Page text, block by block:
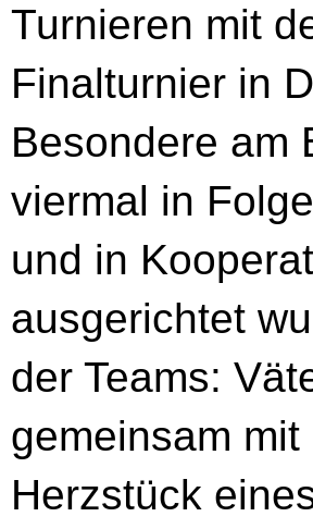
Turnieren mit
Finalturnier in
Besondere am
viermal in
und in
ausgerichtet
der Teams:
gemeinsam
Herzstück